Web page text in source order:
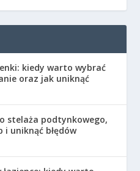
kiedy warto wybrać
oraz jak uniknąć
stelaża podtynkowego,
i uniknąć błędów